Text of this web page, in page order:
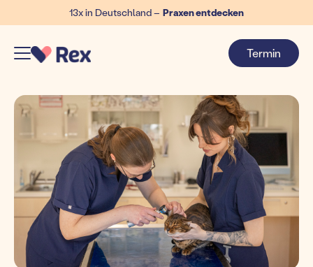
13x in Deutschland – Praxen entdecken
Termin